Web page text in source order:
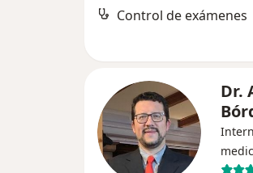
Control de exámenes
Dr.